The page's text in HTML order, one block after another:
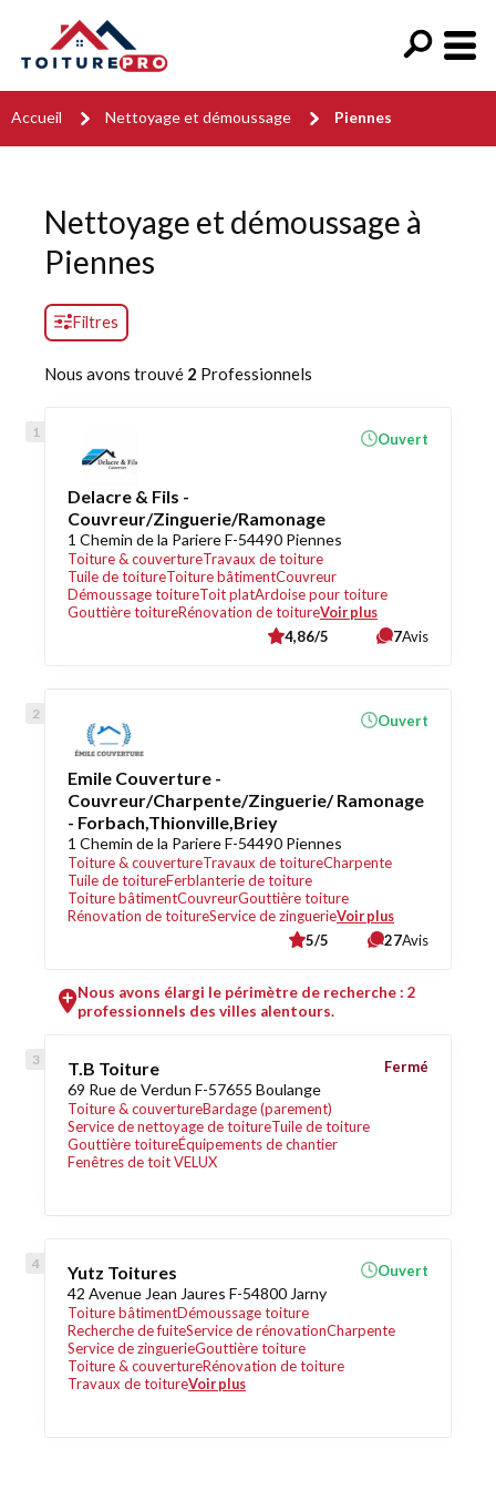
Accueil Nettoyage et démoussage Piennes
Nettoyage et démoussage à
Piennes
Filtres
Nous avons trouvé 2 Professionnels
Delacre & Fils -
Couvreur/Zinguerie/Ramonage
1 Chemin de la Pariere F-54490 Piennes
Toiture & couvertureTravaux de toiture
Tuile de toitureToiture bâtimentCouvreur
Démoussage toitureToit platArdoise pour toiture
Gouttière toitureRénovation de toitureVoir plus
Ouvert
4,86/5 7Avis
Emile Couverture -
Couvreur/Charpente/Zinguerie/ Ramonage
- Forbach,Thionville,Briey
1 Chemin de la Pariere F-54490 Piennes
Toiture & couvertureTravaux de toitureCharpente
Tuile de toitureFerblanterie de toiture
Toiture bâtimentCouvreurGouttière toiture
Rénovation de toitureService de zinguerieVoir plus
Ouvert
5/5 27Avis
Nous avons élargi le périmètre de recherche : 2
professionnels des villes alentours.
T.B Toiture
69 Rue de Verdun F-57655 Boulange
Toiture & couvertureBardage (parement)
Service de nettoyage de toitureTuile de toiture
Gouttière toitureÉquipements de chantier
Fenêtres de toit VELUX
Fermé
Yutz Toitures
42 Avenue Jean Jaures F-54800 Jarny
Toiture bâtimentDémoussage toiture
Recherche de fuiteService de rénovationCharpente
Service de zinguerieGouttière toiture
Toiture & couvertureRénovation de toiture
Travaux de toitureVoir plus
Ouvert